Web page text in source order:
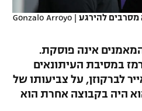
מסרבים להירגע |
Gonzalo Arroyo
המאמנים אינה פוסקת.
במסיבת העיתונאים
לברקוזן, על צביעותו של
היה בקבוצה אחרת הוא